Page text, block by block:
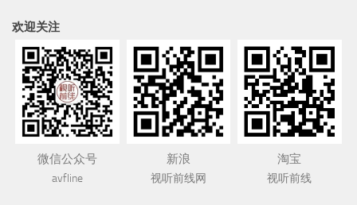
欢迎关注
微信公众号
avfline
新浪
视听前线网
淘宝
视听前线